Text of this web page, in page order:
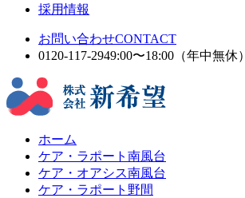
採用情報
お問い合わせCONTACT
0120-117-2949:00〜18:00（年中無休）
ホーム
ケア・ラポート南風台
ケア・オアシス南風台
ケア・ラポート野間